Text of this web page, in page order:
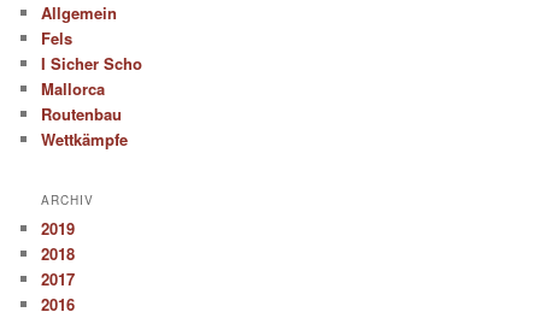
Allgemein
Fels
I Sicher Scho
Mallorca
Routenbau
Wettkämpfe
ARCHIV
2019
2018
2017
2016